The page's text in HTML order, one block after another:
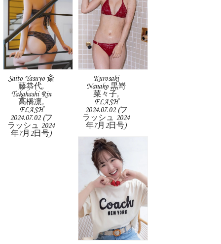
Saito Yasuyo 斎
藤恭代,
Takahashi Rin
高橋凛,
FLASH
2024.07.02 (フ
ラッシュ 2024
年7月2日号)
Kurosaki
Nanako 黒嵜
菜々子,
FLASH
2024.07.02 (フ
ラッシュ 2024
年7月2日号)